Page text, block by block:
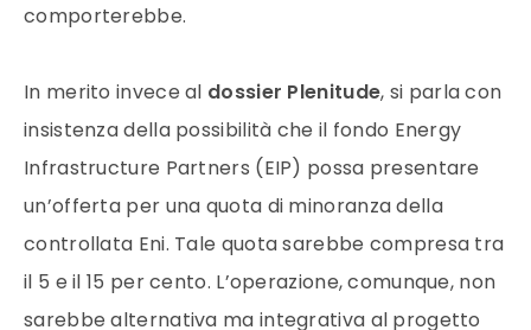
comporterebbe.
In merito invece al dossier Plenitude, si parla con
insistenza della possibilità che il fondo Energy
Infrastructure Partners (EIP) possa presentare
un’offerta per una quota di minoranza della
controllata Eni. Tale quota sarebbe compresa tra
il 5 e il 15 per cento. L’operazione, comunque, non
sarebbe alternativa ma integrativa al progetto